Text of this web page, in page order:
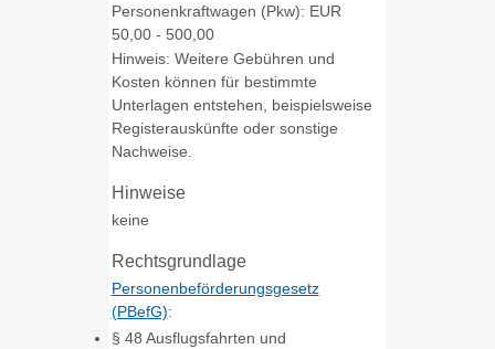
Personenkraftwagen (Pkw): EUR
50,00 - 500,00
Hinweis: Weitere Gebühren und
Kosten können für bestimmte
Unterlagen entstehen, beispielsweise
Registerauskünfte oder sonstige
Nachweise.
Hinweise
keine
Rechtsgrundlage
Personenbeförderungsgesetz
(PBefG):
§ 48 Ausflugsfahrten und